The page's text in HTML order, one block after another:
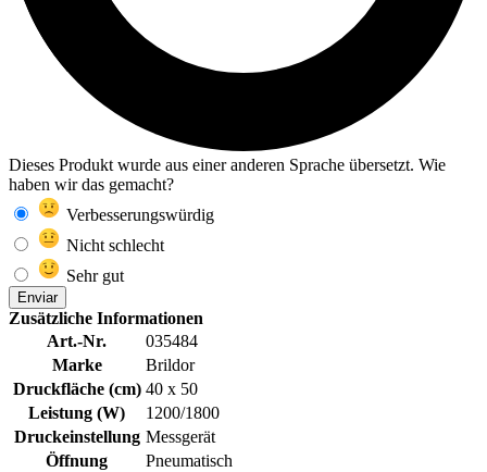
Dieses Produkt wurde aus einer anderen Sprache übersetzt. Wie
haben wir das gemacht?
Verbesserungswürdig
Nicht schlecht
Sehr gut
Enviar
Zusätzliche Informationen
Art.-Nr.
035484
Marke
Brildor
Druckfläche (cm) 40 x 50
Leistung (W)
1200/1800
Druckeinstellung Messgerät
Öffnung
Pneumatisch